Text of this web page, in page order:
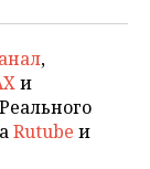
,
и
Rutube и